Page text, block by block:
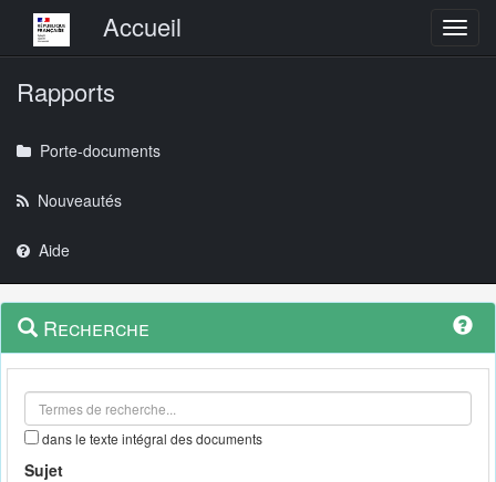
Menu principalAccueil
Rapports
Porte-documents
Nouveautés
Aide
Navigation
outils
Menu
contextuel
Recherche
dans le texte intégral des documents
Sujet